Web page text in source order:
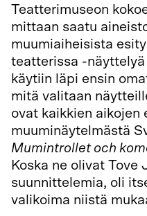
Teatterimuseon
mittaan saatu
muumiaiheisista
teatterissa -
käytiin läpi ensin
mitä valitaan
ovat kaikkien aikojen
muuminäytelmästä
Mumintrollet och
Koska ne olivat Tove
suunnittelemia, oli
valikoima niistä